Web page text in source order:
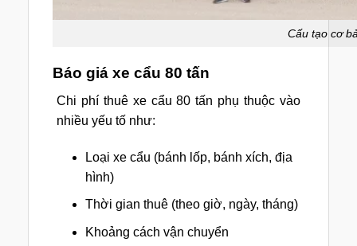
Cấu tạo cơ
Báo giá xe cẩu 80 tấn
Chi phí thuê xe cẩu 80 tấn phụ thuộc vào
nhiều yếu tố như:
Loại xe cẩu (bánh lốp, bánh xích, địa
hình)
Thời gian thuê (theo giờ, ngày, tháng)
Khoảng cách vận chuyển